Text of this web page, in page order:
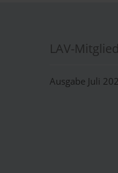
LAV-
Ausgabe Juli